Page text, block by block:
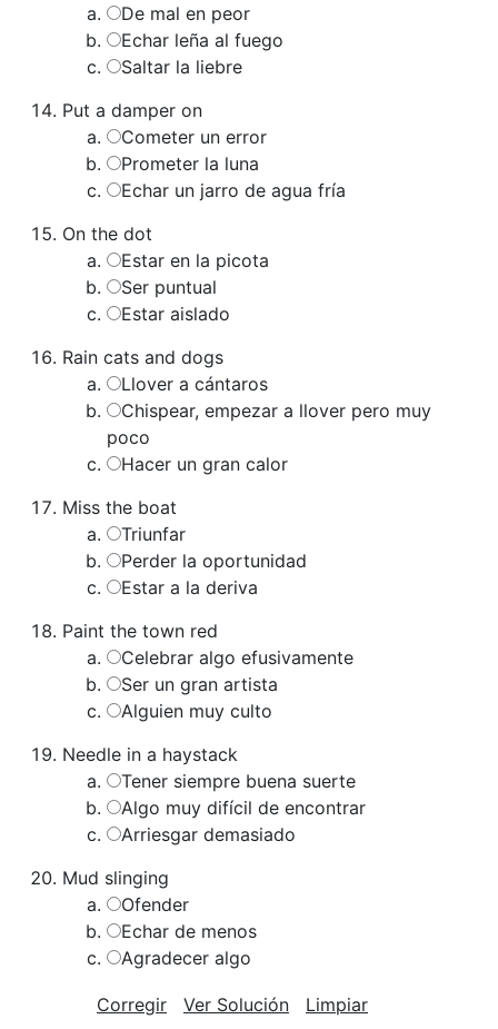
De mal en peor
Echar leña al fuego
Saltar la liebre
Put a damper on
Cometer un error
Prometer la luna
Echar un jarro de agua fría
On the dot
Estar en la picota
Ser puntual
Estar aislado
Rain cats and dogs
Llover a cántaros
Chispear, empezar a llover pero muy
poco
Hacer un gran calor
Miss the boat
Triunfar
Perder la oportunidad
Estar a la deriva
Paint the town red
Celebrar algo efusivamente
Ser un gran artista
Alguien muy culto
Needle in a haystack
Tener siempre buena suerte
Algo muy difícil de encontrar
Arriesgar demasiado
Mud slinging
Ofender
Echar de menos
Agradecer algo
Corregir Ver Solución Limpiar